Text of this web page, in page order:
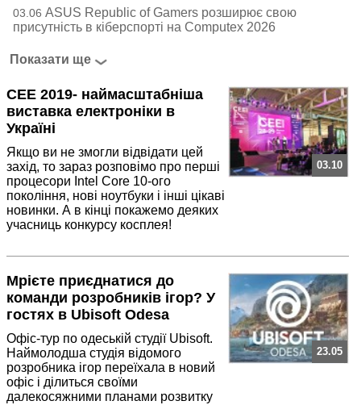
03.06 ASUS Republic of Gamers розширює свою
присутність в кіберспорті на Computex 2026
Показати ще
CEE 2019- наймасштабніша
виставка електроніки в
Україні
Якщо ви не змогли відвідати цей
захід, то зараз розповімо про перші
процесори Intel Core 10-ого
покоління, нові ноутбуки і інші цікаві
новинки. А в кінці покажемо деяких
учасниць конкурсу косплея!
03.10
Мрієте приєднатися до
команди розробників ігор? У
гостях в Ubisoft Odesa
Офіс-тур по одеській студії Ubisoft.
Наймолодша студія відомого
розробника ігор переїхала в новий
офіс і ділиться своїми
далекосяжними планами розвитку
23.05